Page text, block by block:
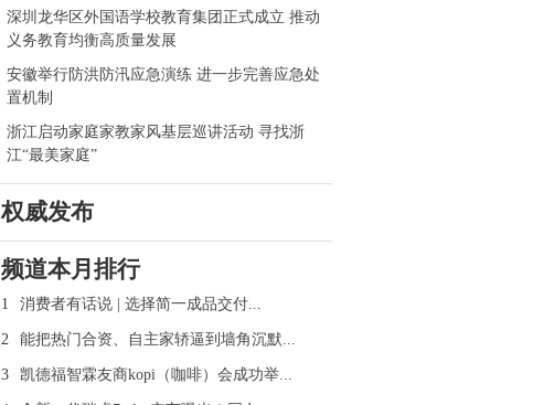
深圳龙华区外国语学校教育集团正式成立 推动
义务教育均衡高质量发展
安徽举行防洪防汛应急演练 进一步完善应急处
置机制
浙江启动家庭家教家风基层巡讲活动 寻找浙
江“最美家庭”
权威发布
频道本月排行
1 消费者有话说 | 选择简一成品交付...
2 能把热门合资、自主家轿逼到墙角沉默...
3 凯德福智霖友商kopi（咖啡）会成功举...